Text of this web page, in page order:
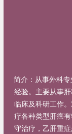
简介： 从事外科
经验。主要从事
临床及科研工作
疗各种类型肝癌
守治疗，乙肝重